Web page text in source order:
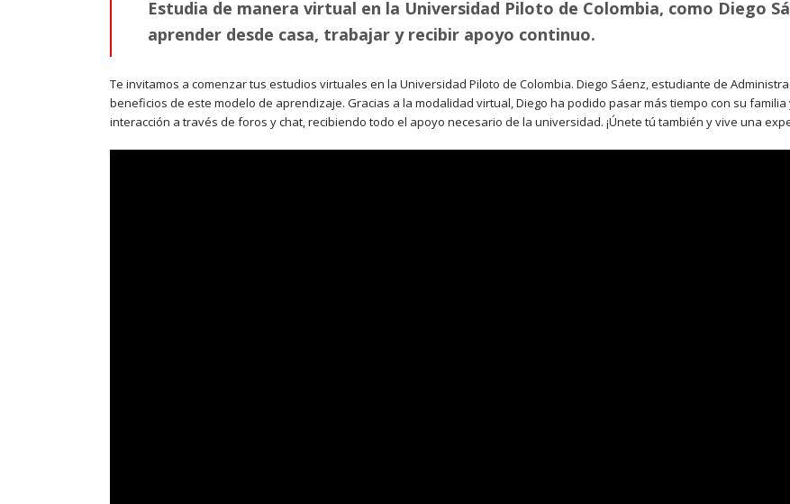
Estudia de manera virtual en la Universidad Piloto de Colombia, como Diego
aprender desde casa, trabajar y recibir apoyo continuo.
Te invitamos a comenzar tus estudios virtuales en la Universidad Piloto de Colombia. Diego Sáenz, estudiante de
beneficios de este modelo de aprendizaje. Gracias a la modalidad virtual, Diego ha podido pasar más tiempo con su
interacción a través de foros y chat, recibiendo todo el apoyo necesario de la universidad. ¡Únete tú también y vive una